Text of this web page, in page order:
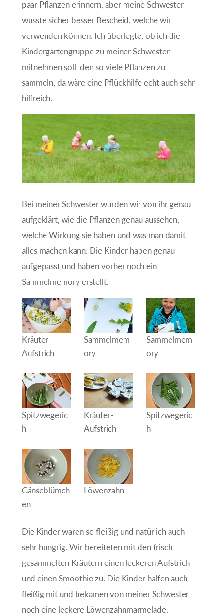
paar Pflanzen erinnern, aber meine Schwester
wusste sicher besser Bescheid, welche wir
verwenden können. Ich überlegte, ob ich die
Kindergartengruppe zu meiner Schwester
mitnehmen soll, den so viele Pflanzen zu
sammeln, da wäre eine Pflückhilfe echt auch sehr
hilfreich.
Bei meiner Schwester wurden wir von ihr genau
aufgeklärt, wie die Pflanzen genau aussehen,
welche Wirkung sie haben und was man damit
alles machen kann. Die Kinder haben genau
aufgepasst und haben vorher noch ein
Sammelmemory erstellt.
Kräuter-
Aufstrich
Sammelmem
ory
Sammelmem
ory
Spitzwegeric
h
Kräuter-
Aufstrich
Spitzwegeric
h
Gänseblümch
en
Löwenzahn
Die Kinder waren so fleißig und natürlich auch
sehr hungrig. Wir bereiteten mit den frisch
gesammelten Kräutern einen leckeren Aufstrich
und einen Smoothie zu. Die Kinder halfen auch
fleißig mit und bekamen von meiner Schwester
noch eine leckere Löwenzahnmarmelade.